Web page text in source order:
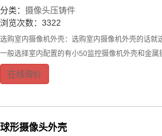
分类： 摄像头压铸件
浏览次数：3322
选购室内摄像机外壳：选购室内摄像机外壳的话就
一般选择室内配置的有小50监控摄像机外壳和金
在线询价
球形摄像头外壳